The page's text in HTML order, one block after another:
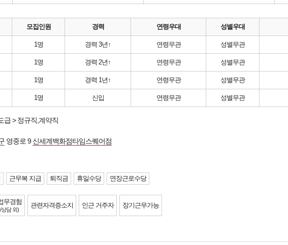
모집인원 경력 연령우대 성별우대
1명 경력 3년↑ 연령무관 성별무관
1명 경력 2년↑ 연령무관 성별무관
1명 경력 1년↑ 연령무관 성별무관
1명 신입 연령무관 성별무관
급 > 정규직,계약직
영중로 9신세계백화점타임스퀘어점
근무복 지급 퇴직금 휴일수당 연장근로수당
무경험
상담 외)
관련자격증소지 인근 거주자 장기근무가능